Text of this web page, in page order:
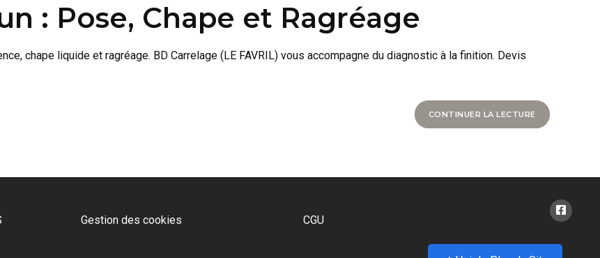
: Pose, Chape et Ragréage
chape liquide et ragréage. BD Carrelage (LE FAVRIL) vous accompagne du diagnostic à la finition. Devis
CONTINUER LA LECTURE
Gestion des cookies CGU